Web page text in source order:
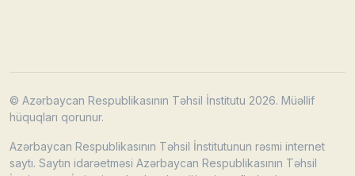
© Azərbaycan Respublikasının Təhsil İnstitutu 2026. Müəllif
hüquqları qorunur.
Azərbaycan Respublikasının Təhsil İnstitutunun rəsmi internet
saytı. Saytın idarəetməsi Azərbaycan Respublikasının Təhsil